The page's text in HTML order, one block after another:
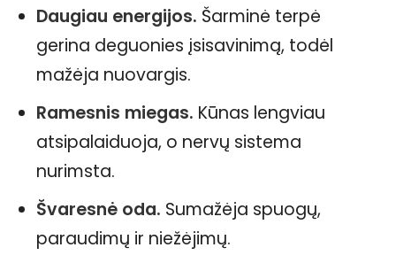
Daugiau energijos. Šarminė terpė
gerina deguonies įsisavinimą, todėl
mažėja nuovargis.
Ramesnis miegas. Kūnas lengviau
atsipalaiduoja, o nervų sistema
nurimsta.
Švaresnė oda. Sumažėja spuogų,
paraudimų ir niežėjimų.